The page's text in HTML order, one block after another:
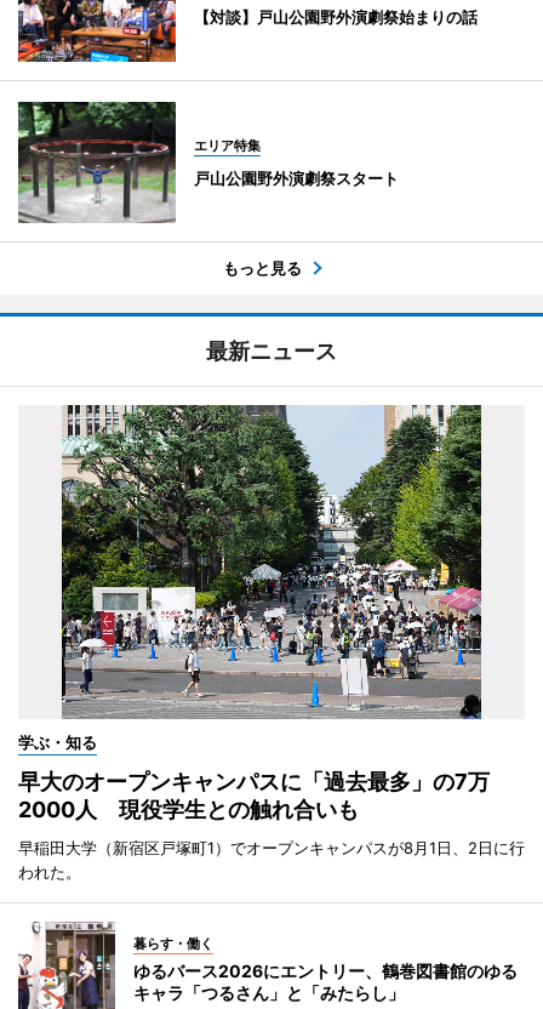
【対談】戸山公園野外演劇祭始まりの話
エリア特集
戸山公園野外演劇祭スタート
もっと見る
最新ニュース
学ぶ・知る
早大のオープンキャンパスに「過去最多」の7万
2000人 現役学生との触れ合いも
早稲田大学（新宿区戸塚町1）でオープンキャンパスが8月1日、2日に行
われた。
暮らす・働く
ゆるバース2026にエントリー、鶴巻図書館のゆる
キャラ「つるさん」と「みたらし」